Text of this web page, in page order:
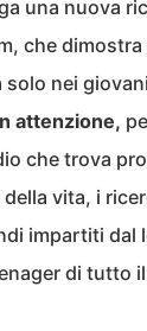
una nuova
che
nei
attenzione,
che trova
vita, i
impartiti
di tutto